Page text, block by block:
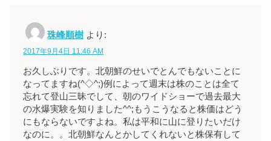
珠峰順樹 より:
2017年9月4日 11:46 AM
お久しぶりです。北朝鮮のせいでとんでもないことに
なってますね(^◇^;)例によって週末は株のことは全て
忘れて登山三昧でして、朝のワイドショーで過去最大
の水爆実験を知りました^^;もうこうなると株価はどう
にもならないですよね。私は平和に山に登りたいだけ
なのに。。北朝鮮なんとかしてくれないと株保有して